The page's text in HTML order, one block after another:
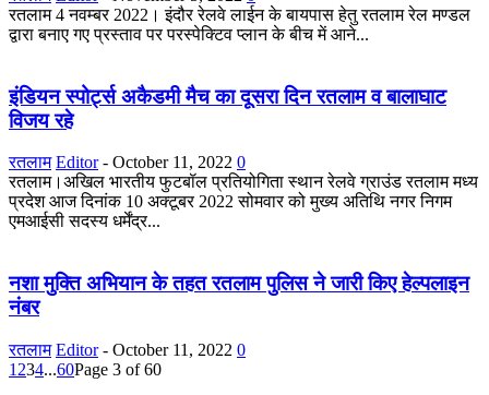
रतलाम 4 नवम्बर 2022। इंदौर रेलवे लाईन के बायपास हेतु रतलाम रेल मण्डल
द्वारा बनाए गए प्रस्ताव पर परस्पेक्टिव प्लान के बीच में आने...
इंडियन स्पोर्ट्स अकैडमी मैच का दूसरा दिन रतलाम व बालाघाट
विजय रहे
रतलाम Editor - October 11, 2022 0
रतलाम।अखिल भारतीय फुटबॉल प्रतियोगिता स्थान रेलवे ग्राउंड रतलाम मध्य
प्रदेश आज दिनांक 10 अक्टूबर 2022 सोमवार को मुख्य अतिथि नगर निगम
एमआईसी सदस्य धर्मेंद्र...
नशा मुक्ति अभियान के तहत रतलाम पुलिस ने जारी किए हेल्पलाइन
नंबर
रतलाम Editor - October 11, 2022 0
1 234...60Page 3 of 60